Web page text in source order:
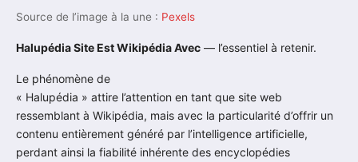
Source de l’image à la une : Pexels
Halupédia Site Est Wikipédia Avec — l’essentiel à retenir.
Le phénomène de
« Halupédia » attire l’attention en tant que site web
ressemblant à Wikipédia, mais avec la particularité d’offrir un
contenu entièrement généré par l’intelligence artificielle,
perdant ainsi la fiabilité inhérente des encyclopédies